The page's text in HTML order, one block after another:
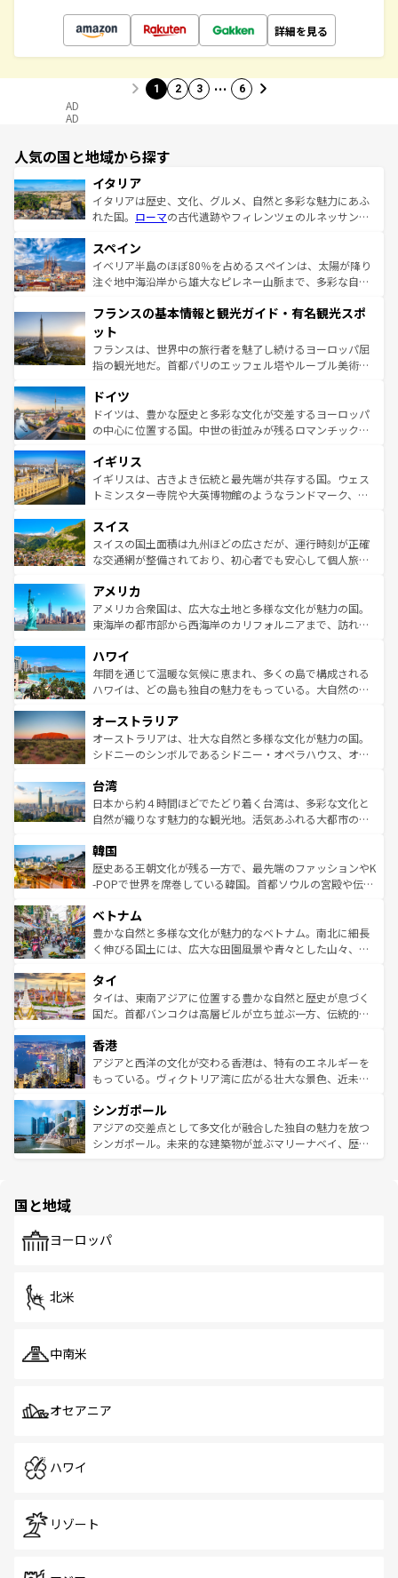
詳細を見る
1 2 3 … 6
AD
AD
人気の国と地域から探す
イタリア
イタリアは歴史、文化、グルメ、自然と多彩な魅力にあふ
れた国。 ローマの古代遺跡やフィレンツェのルネッサンス
ろん、トスカーナの美しい田園風景やアマルフィ海岸の絶
景など、自然景観も見逃せない。観光の合間には、本場の
ピザやパスタなど、絶品のイタリア料理を堪能することも
ませてくれるイタリアで、忘れられない旅をしてみよう！
なお、新着のイタリア情報は
しい。
スペイン
イベリア半島のほぼ80％を占めるスペインは、太陽が降り
注ぐ地中海沿岸から雄大なピレネー山脈まで、多彩な自然
文化が根付くこの国では、情熱的なフラメンコ、熱気あふ
れる闘牛、そして美味しいタパスが生活の一部となってい
る。首都マドリードの洗練された雰囲気や、バルセロナの
アートに溢れた街角から、地方では古代ローマ遺跡や中世
せる。地方によって風土や気候が異なるスペインはその個
性で訪れる人を魅了する。 なお、新着のスペイン情報は コ
ンテンツ一覧を参照してほしい。
フランスの基本情報と観光ガイド・有名観光スポ
ット
フランスは、世界中の旅行者を魅了し続けるヨーロッパ屈
指の観光地だ。首都パリのエッフェル塔やルーブル美術館
で、幅広い魅力が詰まっている。華麗な宮殿、歴史的な大
聖堂、美しいビーチ、そして豊かな自然が、訪れる者を心
から魅了する。また、フランスは美食の国としても知ら
いる。シャンパンの発祥地であるランス、プロヴァンスの
香り高いラベンダー畑など、多彩な楽しみ方が可能だ。さ
らに、パリ以外の地域にも魅力が溢れており、どの街角に
れる地方に足を運ぶとそれぞれで全く異なる文化を体験で
きるだろう。 なお、新着のフランス情報はコンテンツ一覧
を参照してほしい。
ドイツ
ドイツは、豊かな歴史と多彩な文化が交差するヨーロッパ
の中心に位置する国。中世の街並みが残るロマンチック街
顔を持つこの国は、どこを歩いても飽きることがない。ベ
ルリンの文化的活気、バイエルン州のアルプスの絶景、そ
してライン川沿いのワイン畑といった風景は必見。ビール
は、お酒好きな人にはぜひ体験してほしい。 なお、新着の
ドイツ情報はコンテンツ一覧を参照してほしい。
イギリス
イギリスは、古きよき伝統と最先端が共存する国。ウェス
トミンスター寺院や大英博物館のようなランドマーク、歴
リアごとに異なる魅力がある。また、優雅なアフタヌーン
ティー、ビール好きにはたまらない英国パブ、サッカー観
戦など、本場だからこそできる体験も豊富。イギリスを旅
ンツ一覧を参照してほしい。
スイス
スイスの国土面積は九州ほどの広さだが、運行時刻が正確
な交通網が整備されており、初心者でも安心して個人旅行
の建物がそのまま残る町や、スイスならではのユニークな
博物館もあり、アルプス観光だけでなく町歩きも満喫する
ことができる。国民の所得が高いため物価も高いが、旅行
ば市内交通費無料で観光を楽しむこともできる。 なお、新
着のスイス情報はコンテンツ一覧 を参照してほしい。
アメリカ
アメリカ合衆国は、広大な土地と多様な文化が魅力の国。
東海岸の都市部から西海岸のカリフォルニアまで、訪れる
のような巨大都市は、観光、ショッピング、エンターテイ
ンメントが詰まった刺激的なスポットだ。一方、アメリカ
西部には大自然が広がり、グランドキャニオンやイエロー
部のニューオーリンズでは、音楽と美食が融合した独特の
文化が魅力。旅行者はアメリカの各地域で異なる魅力を楽
しみながら、その多様性と豊かな歴史を感じることができ
ならではの贅沢な旅のスタイルだ。 なお、新着のアメリカ
情報はコンテンツ一覧を参照してほしい。
ハワイ
年間を通じて温暖な気候に恵まれ、多くの島で構成される
ハワイは、どの島も独自の魅力をもっている。大自然の神
ワイ島は見逃せない。また、定番の観光地といえばオアフ
島だが、静かな自然を求めるならマウイ島やカウアイ島が
おすすめ。エメラルドグリーンに輝く海をはじめ、豊かな
れるおもてなしの心で訪れる人々を迎えてくれるハワイの
人々、おいしいローカルフードやハワイアンミュージッ
ク、伝統的なフラダンスなど、すべてがハワイの魅力を彩
ワイを、存分に味わってほしい。 なお、新着のハワイ情報
はコンテンツ一覧を参照してほしい。
オーストラリア
オーストラリアは、壮大な自然と多様な文化が魅力の国。
シドニーのシンボルであるシドニー・オペラハウス、オー
リアリーフや大陸中央部にそびえるウルル（エアーズロッ
ク）、タスマニアの美しい原生林やケアンズの熱帯雨林な
ど、見どころがたくさん。また、カフェやワイン、オージ
いる。アクティビティも充実しており、サーフィンやダイ
ビング、ハイキングなど、アウトドア好きにはたまらな
い。オーストラリアの多彩な魅力を存分に味わいつくそ
参照してほしい。
台湾
日本から約４時間ほどでたどり着く台湾は、多彩な文化と
自然が織りなす魅力的な観光地。活気あふれる大都市の台
ン）、静ひつな山岳地帯である台湾東部など、都市の喧騒
と山間の静けさが共存しており、訪れる人に新しい発見と
驚きをもたらしてくれる。また、奥深い台湾の食文化も魅
容にもいいと評判のスイーツなど、バラエティ豊かな料理
が味わえる。 なお、新着の台湾情報は コンテンツ一覧を参
照してほしい。
韓国
歴史ある王朝文化が残る一方で、最先端のファッションやK
-POPで世界を席巻している韓国。首都ソウルの宮殿や伝統
き、地方に足を延ばせば四季折々の自然美を楽しむことが
できる。そして、キムチや焼肉、絶品のストリートフード
まで、さまざまな韓国料理が待っている。夜には、韓国な
リティに包まれながら、韓国の多彩な魅力を心ゆくまで味
わってみてほしい。 なお、新着の韓国情報はコンテンツ一
覧を参照してほしい。
ベトナム
豊かな自然と多様な文化が魅力的なベトナム。南北に細長
く伸びる国土には、広大な田園風景や青々とした山々、世
急速な発展と共に伝統が息づく。ハノイの古い町並みやホ
ーチミン市のフランス統治時代の建物も、独特の雰囲気を
醸し出している。また、バラエティの豊かさとおいしさで
とつ。フォーやバインミー、ベトナムコーヒーなどは、ぜ
ひ現地で味わいたい。どの地域を訪れてもあたたかい人々
が旅行者を迎えてくれるので、きっと忘れられない旅にな
参照してほしい。
タイ
タイは、東南アジアに位置する豊かな自然と歴史が息づく
国だ。首都バンコクは高層ビルが立ち並ぶ一方、伝統的な
の活気が交差している。北部ではチェンマイなどの山岳地
帯で自然と触れ合い、南部ではプーケットやクラビの美し
いビーチでリゾート気分を楽しむことができる。タイ料理
激する。気候は一年中温暖で、どの季節にも異なる楽しみ
が待っている。親しみやすいタイの人々、仏教を中心とし
た文化、そして多様な観光資源が、訪れる旅人を魅了し続
香港
アジアと西洋の文化が交わる香港は、特有のエネルギーを
もっている。ヴィクトリア湾に広がる壮大な景色、近未来
み、どこを訪れても感動するはず。観光スポットが密集し
ており、効率よく見どころを回れるのも魅力。息をのむよ
うな絶景から文化的な体験まで、香港を存分に楽しみ尽く
シンガポール
アジアの交差点として多文化が融合した独自の魅力を放つ
シンガポール。未来的な建築物が並ぶマリーナベイ、歴史
で、ホーカーズは地元の風情を楽しめる外せないスポット
国と地域
ヨーロッパ
北米
中南米
オセアニア
ハワイ
リゾート